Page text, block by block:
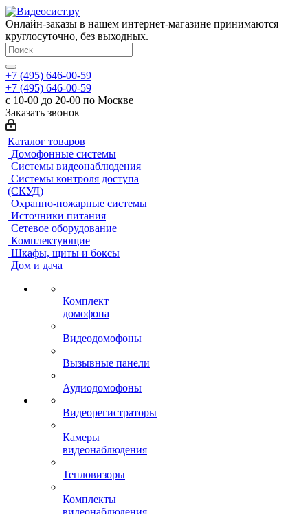
Онлайн-заказы в нашем интернет-магазине принимаются
круглосуточно, без выходных.
+7 (495) 646-00-59
+7 (495) 646-00-59
с 10-00 до 20-00 по Москве
Заказать звонок
Каталог товаров
Домофонные системы
Системы видеонаблюдения
Системы контроля доступа
(СКУД)
Охранно-пожарные системы
Источники питания
Сетевое оборудование
Комплектующие
Шкафы, щиты и боксы
Дом и дача
Комплект
домофона
Видеодомофоны
Вызывные панели
Аудиодомофоны
Видеорегистраторы
Камеры
видеонаблюдения
Тепловизоры
Комплекты
видеонаблюдения